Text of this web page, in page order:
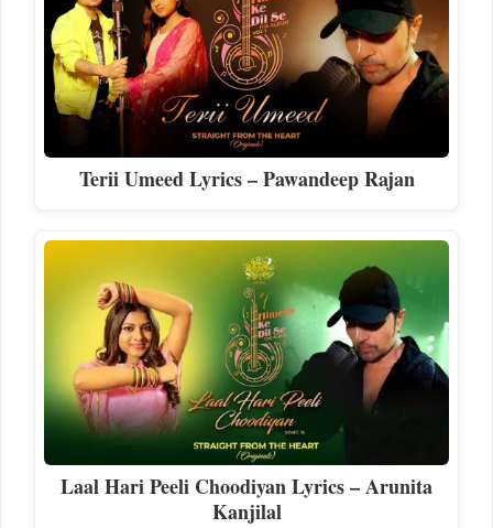
Terii Umeed Lyrics – Pawandeep Rajan
Laal Hari Peeli Choodiyan Lyrics – Arunita
Kanjilal